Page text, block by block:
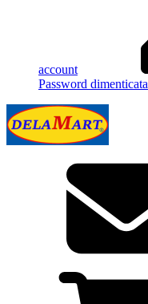
account
Password dimenticata